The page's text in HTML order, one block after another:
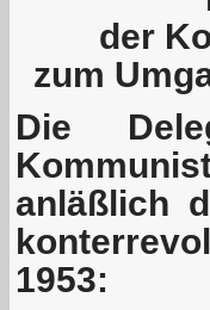
der
zum
Die
anläßlich
1953: